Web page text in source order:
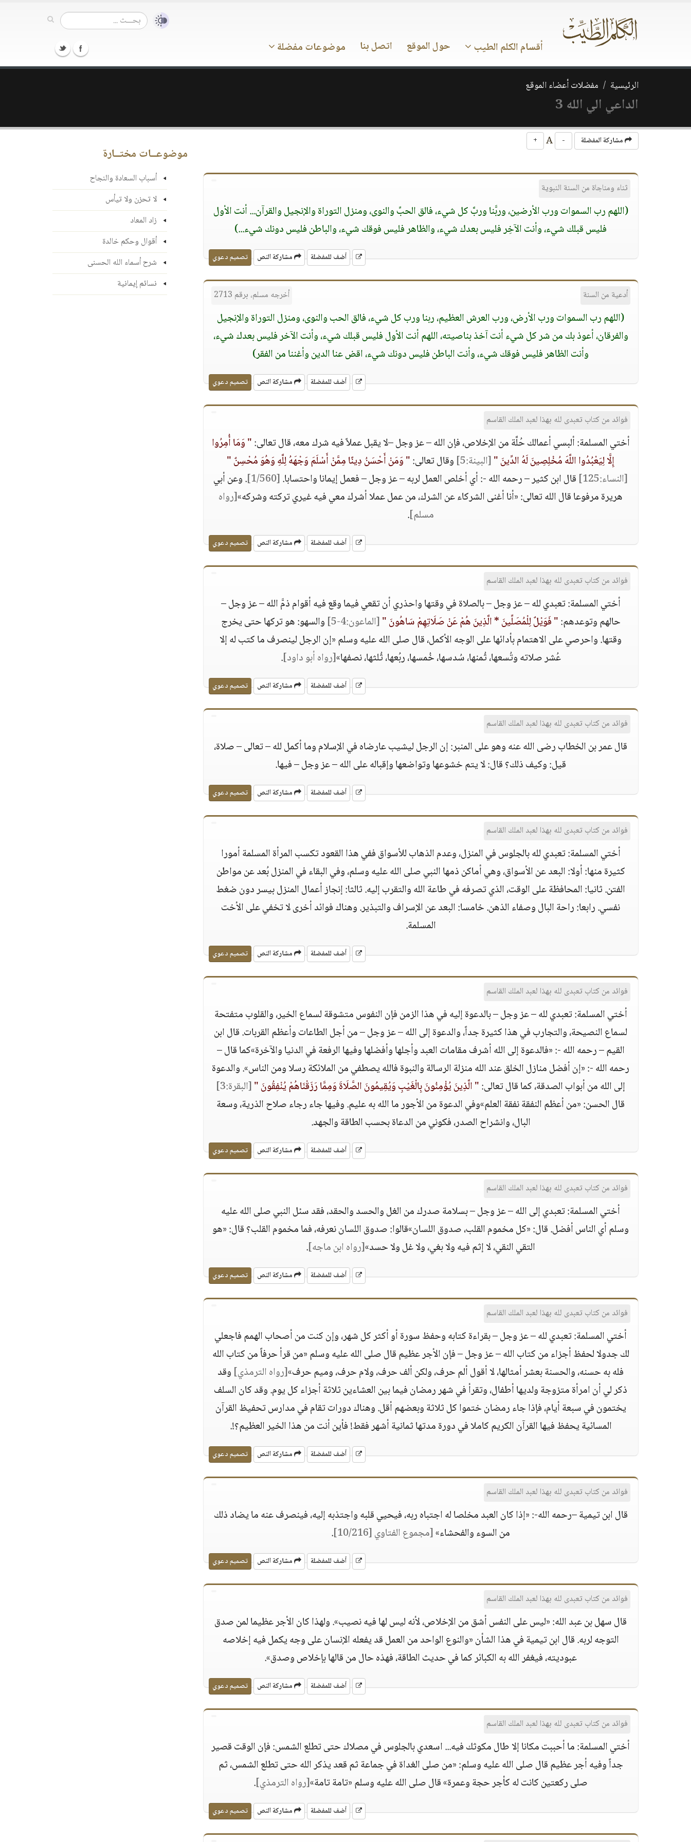
أقسام الكلم الطيب حول الموقع اتصل بنا موضوعات مفضلة
الرئيسية مفضلات أعضاء الموقع
الداعي الي الله 3
مشاركة المفضلة -
+
ثناء ومناجاة من السنة النبوية
(اللهم رب السموات ورب الأرضين، وربَّنا وربَّ كل شيء، فالق الحبِّ والنوى، ومنزل التوراة والإنجيل والقرآن... أنت الأول
فليس قبلك شيء، وأنت الآخِر فليس بعدك شيء، والظاهر فليس فوقك شيء، والباطن فليس دونك شيء...)
أضف للمفضلة مشاركة النص تصميم دعوي
أدعية من السنة أخرجه مسلم، برقم 2713
(اللهم رب السموات ورب الأرض، ورب العرش العظيم، ربنا ورب كل شيء، فالق الحب والنوى، ومنزل التوراة والإنجيل
والفرقان، أعوذ بك من شر كل شيء أنت آخذ بناصيته، اللهم أنت الأول فليس قبلك شيء، وأنت الآخر فليس بعدك شيء،
وأنت الظاهر فليس فوقك شيء، وأنت الباطن فليس دونك شيء، اقض عنا الدين وأغننا من الفقر)
أضف للمفضلة مشاركة النص تصميم دعوي
فوائد من كتاب تعبدى لله بهذا لعبد الملك القاسم
أختي المسلمة: ألبسي أعمالك حُلَّة من الإخلاص، فإن الله – عز وجل –لا يقبل عملاً فيه شرك معه، قال تعالى:" وَمَا أُمِرُوا
إِلَّا لِيَعْبُدُوا اللَّهَ مُخْلِصِينَ لَهُ الدِّينَ "[البينة:5] وقال تعالى:" وَمَنْ أَحْسَنُ دِينًا مِمَّنْ أَسْلَمَ وَجْهَهُ لِلَّهِ وَهُوَ مُحْسِنٌ "
[النساء:125]
قال ابن كثير – رحمه الله -: أي أخلص العمل لربه – عز وجل – فعمل إيمانا واحتسابا.[1/560]
. وعن أبي
هريرة مرفوعا قال الله تعالى: «أنا أغنى الشركاء عن الشرك، من عمل عملا أشرك معي فيه غيري تركته وشركه»[رواه
مسلم].
أضف للمفضلة مشاركة النص تصميم دعوي
فوائد من كتاب تعبدى لله بهذا لعبد الملك القاسم
أختي المسلمة: تعبدي لله – عز وجل – بالصلاة في وقتها واحذري أن تقعي فيما وقع فيه أقوام ذمَّ الله – عز وجل –
حالهم وتوعدهم:" فَوَيْلٌ لِلْمُصَلِّينَ * الَّذِينَ هُمْ عَنْ صَلَاتِهِمْ سَاهُونَ "[الماعون:4-5]
والسهو: هو تركها حتى يخرج
وقتها. واحرصي على الاهتمام بأدائها على الوجه الأكمل، قال صلى الله عليه وسلم «إن الرجل لينصرف ما كتب له إلا
عُشر صلاته وتُسعها، ثُمنها، سُدسها، خُمسها، ربُعها، ثُلثها، نصفها»[رواه أبو داود].
أضف للمفضلة مشاركة النص تصميم دعوي
فوائد من كتاب تعبدى لله بهذا لعبد الملك القاسم
قال عمر بن الخطاب رضى الله عنه وهو على المنبر: إن الرجل ليشيب عارضاه في الإسلام وما أكمل لله – تعالى – صلاة،
قيل: وكيف ذلك؟ قال: لا يتم خشوعها وتواضعها وإقباله على الله – عز وجل – فيها.
أضف للمفضلة مشاركة النص تصميم دعوي
فوائد من كتاب تعبدى لله بهذا لعبد الملك القاسم
أختي المسلمة: تعبدي لله بالجلوس في المنزل، وعدم الذهاب للأسواق ففي هذا القعود تكسب المرأة المسلمة أمورا
كثيرة منها: أولا: البعد عن الأسواق، وهي أماكن ذمها النبي صلى الله عليه وسلم، وفي البقاء في المنزل بُعد عن مواطن
الفتن. ثانيا: المحافظة على الوقت، الذي تصرفه في طاعة الله والتقرب إليه. ثالثا: إنجاز أعمال المنزل بيسر دون ضغط
نفسي. رابعا: راحة البال وصفاء الذهن. خامسا: البعد عن الإسراف والتبذير. وهناك فوائد أخرى لا تخفي على الأخت
المسلمة.
أضف للمفضلة مشاركة النص تصميم دعوي
فوائد من كتاب تعبدى لله بهذا لعبد الملك القاسم
أختي المسلمة: تعبدي لله – عز وجل – بالدعوة إليه في هذا الزمن فإن النفوس متشوقة لسماع الخير، والقلوب متفتحة
لسماع النصيحة، والتجارب في هذا كثيرة جداً، والدعوة إلى الله – عز وجل – من أجل الطاعات وأعظم القربات. قال ابن
القيم – رحمه الله -: «فالدعوة إلى الله أشرف مقامات العبد وأجلها وأفضلها وفيها الرفعة في الدنيا والآخرة»كما قال –
رحمه الله -: «إن أفضل منازل الخلق عند الله منزلة الرسالة والنبوة فالله يصطفي من الملائكة رسلا ومن الناس». والدعوة
إلى الله من أبواب الصدقة، كما قال تعالى:" الَّذِينَ يُؤْمِنُونَ بِالْغَيْبِ وَيُقِيمُونَ الصَّلَاةَ وَمِمَّا رَزَقْنَاهُمْ يُنْفِقُونَ "[البقرة:3]
قال الحسن: «من أعظم النفقة نفقة العلم»وفي الدعوة من الأجور ما الله به عليم. وفيها جاء رجاء صلاح الذرية، وسعة
البال، وانشراح الصدر، فكوني من الدعاة بحسب الطاقة والجهد.
أضف للمفضلة مشاركة النص تصميم دعوي
فوائد من كتاب تعبدى لله بهذا لعبد الملك القاسم
أختي المسلمة: تعبدي إلى الله – عز وجل – بسلامة صدرك من الغل والحسد والحقد، فقد سئل النبي صلى الله عليه
وسلم أي الناس أفضل. قال: «كل مخموم القلب، صدوق اللسان»قالوا: صدوق اللسان نعرفه، فما مخموم القلب؟ قال: «هو
التقي النقي، لا إثم فيه ولا بغي، ولا غل ولا حسد»[رواه ابن ماجه].
أضف للمفضلة مشاركة النص تصميم دعوي
فوائد من كتاب تعبدى لله بهذا لعبد الملك القاسم
أختي المسلمة: تعبدي لله – عز وجل – بقراءة كتابه وحفظ سورة أو أكثر كل شهر، وإن كنت من أصحاب الهمم فاجعلي
لك جدولا لحفظ أجزاء من كتاب الله – عز وجل – فإن الأجر عظيم قال صلى الله عليه وسلم «من قرأ حرفاً من كتاب الله
فله به حسنه، والحسنة بعشر أمثالها، لا أقول ألم حرف، ولكن ألف حرف، ولام حرف، وميم حرف»[رواه الترمذي] وقد
ذكر لي أن امرأة متزوجة ولديها أطفال، وتقرأ في شهر رمضان فيما بين العشاءين ثلاثة أجزاء كل يوم. وقد كان السلف
يختمون في سبعة أيام، فإذا جاء رمضان ختموا كل ثلاثة وبعضهم أقل. وهناك دورات تقام في مدارس تحفيظ القرآن
المسائية يحفظ فيها القرآن الكريم كاملا في دورة مدتها ثمانية أشهر فقط! فأين أنت من هذا الخير العظيم؟!.
أضف للمفضلة مشاركة النص تصميم دعوي
فوائد من كتاب تعبدى لله بهذا لعبد الملك القاسم
قال ابن تيمية –رحمه الله-: «إذا كان العبد مخلصا له اجتباه ربه، فيحيي قلبه واجتذبه إليه، فينصرف عنه ما يضاد ذلك
من السوء والفحشاء»[مجموع الفتاوي [10/216] .
أضف للمفضلة مشاركة النص تصميم دعوي
فوائد من كتاب تعبدى لله بهذا لعبد الملك القاسم
قال سهل بن عبد الله: «ليس على النفس أشق من الإخلاص، لأنه ليس لها فيه نصيب». ولهذا كان الأجر عظيما لمن صدق
التوجه لربه. قال ابن تيمية في هذا الشأن «والنوع الواحد من العمل قد يفعله الإنسان على وجه يكمل فيه إخلاصه
عبوديته، فيغفر الله به الكبائر كما في حديث الطاقة، فهذه حال من قالها بإخلاص وصدق».
أضف للمفضلة مشاركة النص تصميم دعوي
فوائد من كتاب تعبدى لله بهذا لعبد الملك القاسم
أختي المسلمة: ما أحببت مكانا إلا طال مكوثك فيه... اسعدي بالجلوس في مصلاك حتى تطلع الشمس: فإن الوقت قصير
جداً وفيه أجر عظيم قال صلى الله عليه وسلم: «من صلى الغداة في جماعة ثم قعد يذكر الله حتى تطلع الشمس، ثم
صلى ركعتين كانت له كأجر حجة وعمرة» قال صلى الله عليه وسلم «تامة تامة»[رواه الترمذي].
أضف للمفضلة مشاركة النص تصميم دعوي
موضوعــات مختــارة
أسباب السعادة والنجاح
لا تحزن ولا تيأس
زاد المعاد
أقوال وحكم خالدة
شرح أسماء الله الحسنى
نسائم إيمانية